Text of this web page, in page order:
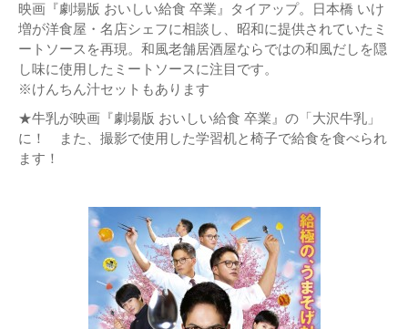
映画『劇場版 おいしい給食 卒業』タイアップ。日本橋 いけ
増が洋食屋・名店シェフに相談し、昭和に提供されていたミ
ートソースを再現。和風老舗居酒屋ならではの和風だしを隠
し味に使用したミートソースに注目です。
※けんちん汁セットもあります
★牛乳が映画『劇場版 おいしい給食 卒業』の「大沢牛乳」
に！ また、撮影で使用した学習机と椅子で給食を食べられ
ます！